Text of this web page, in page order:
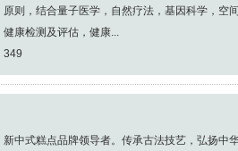
原则，结合量子医学，自然疗法，基因科学，空
健康检测及评估，健康...
349
新中式糕点品牌领导者。传承古法技艺，弘扬中